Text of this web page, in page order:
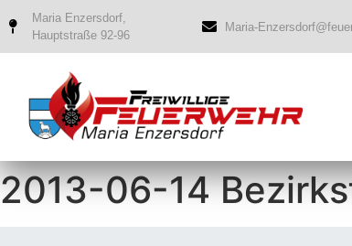
Maria Enzersdorf,
Hauptstraße 92-96
Maria-
2013-06-14